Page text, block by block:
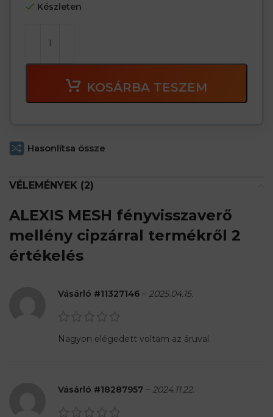
Készleten
KOSÁRBA TESZEM
Hasonlítsa össze
VÉLEMÉNYEK (2)
ALEXIS MESH fényvisszaverő
mellény cipzárral termékről 2
értékelés
Vásárló #11327146 – 2025.04.15.
Nagyon elégedett voltam az áruval
Vásárló #18287957 – 2024.11.22.